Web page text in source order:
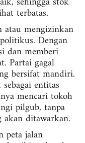
terbatas.
atau mengizinkan
Dengan
dan memberi
Partai gagal
bersifat mandiri.
entitas
mencari tokoh
pilgub, tanpa
akan ditawarkan.
peta jalan